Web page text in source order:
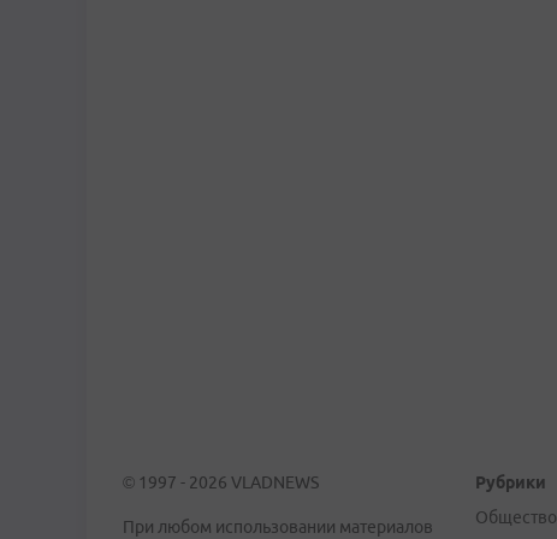
© 1997 - 2026 VLADNEWS
При любом использовании материалов
Рубрики
Общество